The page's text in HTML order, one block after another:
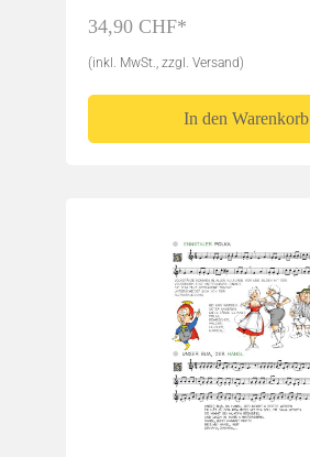
34,90 CHF*
(inkl. MwSt., zzgl. Versand)
In den Warenkorb